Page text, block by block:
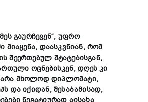
ს გაურჩევენ“, უფრო
მიაყენა, დაასკვნიან,რომ
შეერთებულ შტატებისგან,
ი ოცნებისკენ,დღესკი
არა მხოლოდ დიპლომატი,
ს დაიქიდან, შესაბამისად,